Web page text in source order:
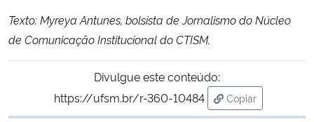
Texto: Myreya Antunes, bolsista de Jornalismo do Núcleo
de Comunicação Institucional do CTISM.
Divulgue este conteúdo:
https://ufsm.br/r-360-10484
Copiar
para área de